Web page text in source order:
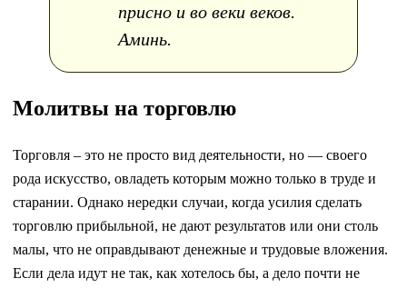
присно и во веки веков.
Аминь.
Молитвы на торговлю
Торговля – это не просто вид деятельности, но — своего
рода искусство, овладеть которым можно только в труде и
старании. Однако нередки случаи, когда усилия сделать
торговлю прибыльной, не дают результатов или они столь
малы, что не оправдывают денежные и трудовые вложения.
Если дела идут не так, как хотелось бы, а дело почти не